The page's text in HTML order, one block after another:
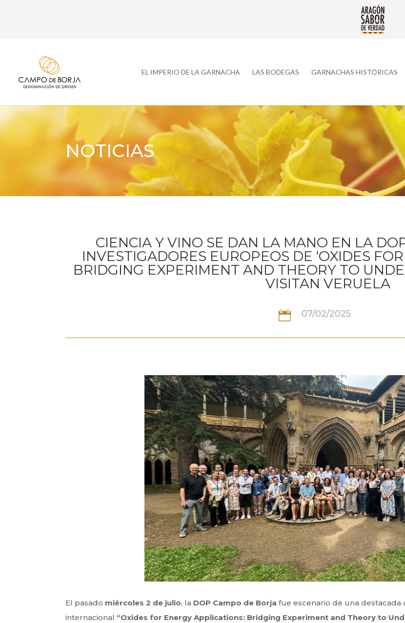
EL IMPERIO DE LA GARNACHA LAS BODEGAS GARNACHAS HISTÓRICAS
NOTICIAS
CIENCIA Y VINO SE DAN LA MANO EN LA
INVESTIGADORES EUROPEOS DE ‘OXIDES
BRIDGING EXPERIMENT AND THEORY TO
VISITAN VERUELA
 07/02/2025
El pasado miércoles 2 de julio, la DOP Campo de Borja fue escenario de una
internacional “Oxides for Energy Applications: Bridging Experiment and Theory to